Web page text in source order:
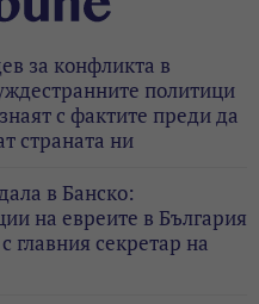
за конфликта в
политици
с фактите преди да
страната ни
в Банско:
на евреите в България
главния секретар на